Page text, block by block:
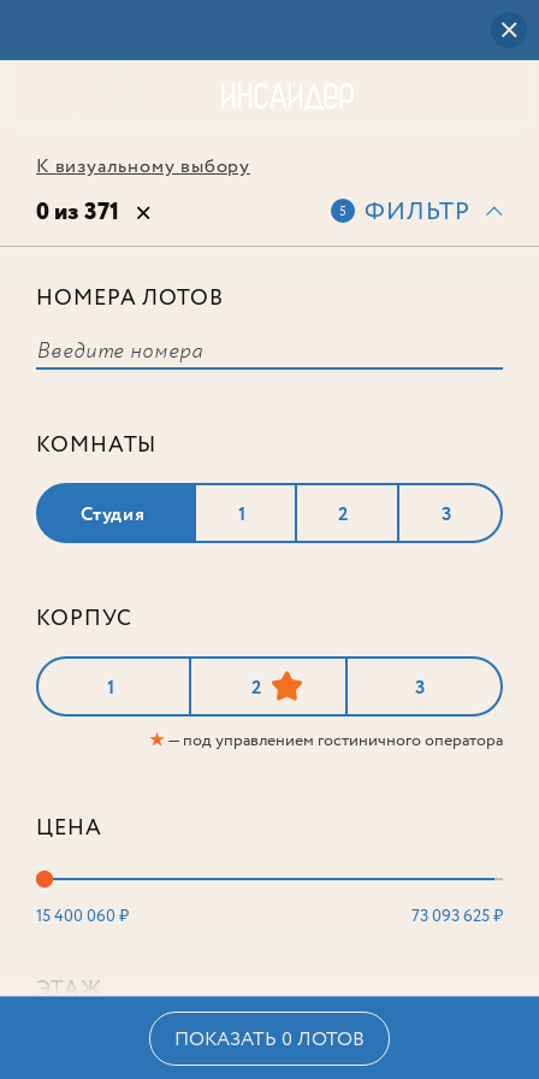
К визуальному выбору
0 из 371 5 ФИЛЬТР
НОМЕРА ЛОТОВ
КОМНАТЫ
Студия 1 2 3
КОРПУС
1 2 3
★— под управлением гостиничного оператора
ЦЕНА
15 400 060 ₽ 73 093 625 ₽
ЭТАЖ
ПОКАЗАТЬ 0 ЛОТОВ
соответствует ни одного лота